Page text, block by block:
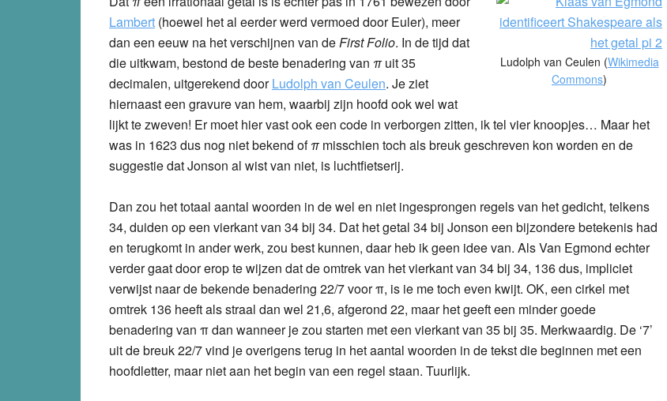
Ludolph van Ceulen (Wikimedia
Commons)
Lambert (hoewel het al eerder werd vermoed door Euler), meer
dan een eeuw na het verschijnen van deFirst Folio. In de tijd dat
die uitkwam, bestond de beste benadering van πuit 35
decimalen, uitgerekend doorLudolph van Ceulen. Je ziet
hiernaast een gravure van hem, waarbij zijn hoofd ook wel wat
lijkt te zweven! Er moet hier vast ook een code in verborgen zitten, ik tel vier knoopjes… Maar het
was in 1623 dus nog niet bekend ofπmisschien toch als breuk geschreven kon worden en de
suggestie dat Jonson al wist van niet, is luchtfietserij.
Dan zou het totaal aantal woorden in de wel en niet ingesprongen regels van het gedicht, telkens
34, duiden op een vierkant van 34 bij 34. Dat het getal 34 bij Jonson een bijzondere betekenis had
en terugkomt in ander werk, zou best kunnen, daar heb ik geen idee van. Als Van Egmond echter
verder gaat door erop te wijzen dat de omtrek van het vierkant van 34 bij 34, 136 dus, impliciet
verwijst naar de bekende benadering 22/7 voorπ, is ie me toch even kwijt. OK, een cirkel met
omtrek 136 heeft als straal dan wel 21,6, afgerond 22, maar het geeft een minder goede
benadering van πdan wanneer je zou starten met een vierkant van 35 bij 35. Merkwaardig. De ‘7’
uit de breuk 22/7 vind je overigens terug in het aantal woorden in de tekst die beginnen met een
hoofdletter, maar niet aan het begin van een regel staan. Tuurlijk.